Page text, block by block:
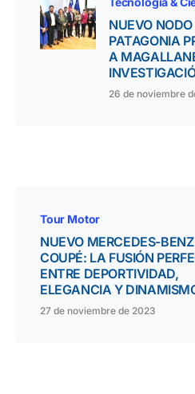
NUEVO
PATAGONIA
A
26 de noviembre
Tour Motor
NUEVO MERCEDES-
COUPÉ: LA FUSIÓN
ENTRE DEPORTIVIDAD,
ELEGANCIA Y
27 de noviembre de 2023